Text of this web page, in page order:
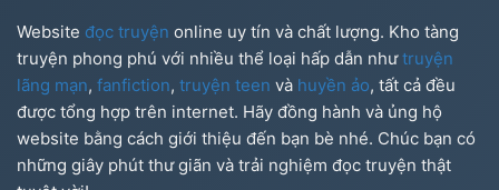
Website đọc truyện online uy tín và chất lượng. Kho tàng
truyện phong phú với nhiều thể loại hấp dẫn nhưtruyện
lãng mạn, fanfiction, truyện teen và huyền ảo, tất cả đều
được tổng hợp trên internet. Hãy đồng hành và ủng hộ
website bằng cách giới thiệu đến bạn bè nhé. Chúc bạn có
những giây phút thư giãn và trải nghiệm đọc truyện thật